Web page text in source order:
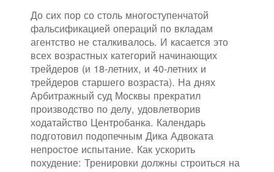
До сих пор со столь многоступенчатой
фальсификацией операций по вкладам
агентство не сталкивалось. И касается это
всех возрастных категорий начинающих
трейдеров (и 18-летних, и 40-летних и
трейдеров старшего возраста). На днях
Арбитражный суд Москвы прекратил
производство по делу, удовлетворив
ходатайство Центробанка. Календарь
подготовил подопечным Дика Адвоката
непростое испытание. Как ускорить
похудение: Тренировки должны строиться на